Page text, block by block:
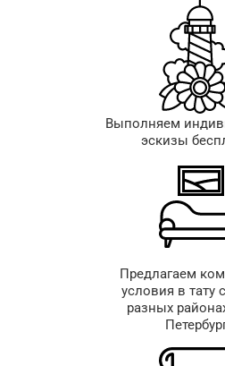
Выполняем
эскизы
Предлагаем
условия в тату
разных